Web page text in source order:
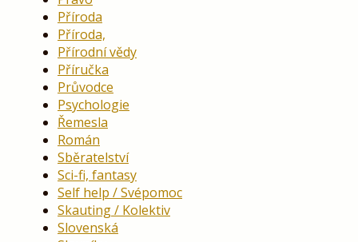
Příroda
Příroda,
Přírodní vědy
Příručka
Průvodce
Psychologie
Řemesla
Román
Sběratelství
Sci-fi, fantasy
Self help / Svépomoc
Skauting / Kolektiv
Slovenská